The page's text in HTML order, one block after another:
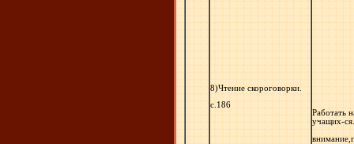
8)Чтение скороговорки.
с.186
Работать
учащих-